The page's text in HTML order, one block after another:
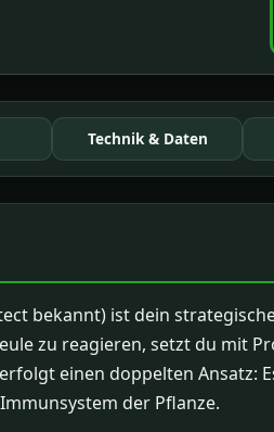
Technik & Daten
bekannt) ist dein
zu reagieren, setzt du mit
einen doppelten Ansatz:
der Pflanze.